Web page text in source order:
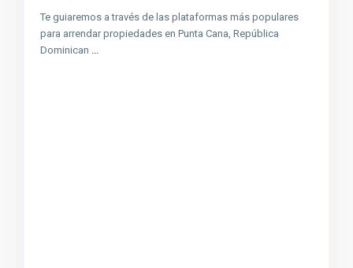
Te guiaremos a través de las plataformas más populares
para arrendar propiedades en Punta Cana, República
Dominican ...